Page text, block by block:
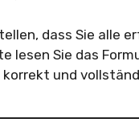
dass Sie alle
lesen Sie das
korrekt und